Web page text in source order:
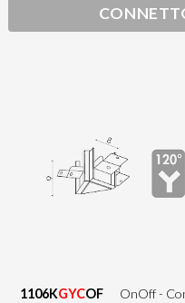
1106KGYCOF
OnOff -